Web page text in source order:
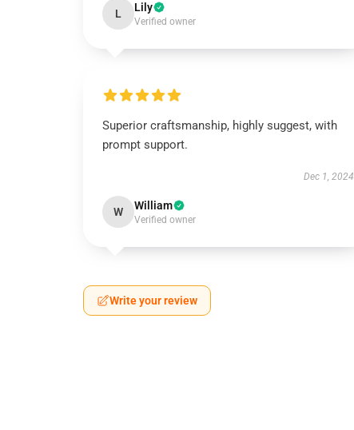
L Lily
Verified owner
Superior craftsmanship, highly suggest, with
prompt support.
Dec 1, 2024
W William
Verified owner
Write your review